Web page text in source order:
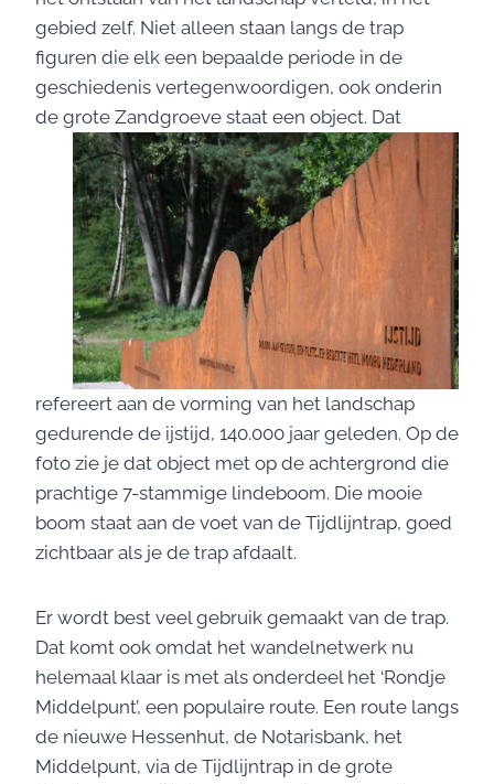
gebied zelf. Niet alleen staan langs de trap
figuren die elk een bepaalde periode in de
geschiedenis vertegenwoordigen, ook onderin
de grote Zandgroeve staat een object. Dat
refereert aan de vorming van het landschap
gedurende de ijstijd, 140.000 jaar geleden. Op de
foto zie je dat object met op de achtergrond die
prachtige 7-stammige lindeboom. Die mooie
boom staat aan de voet van de Tijdlijntrap, goed
zichtbaar als je de trap afdaalt.
Er wordt best veel gebruik gemaakt van de trap.
Dat komt ook omdat het wandelnetwerk nu
helemaal klaar is met als onderdeel het ‘Rondje
Middelpunt’, een populaire route. Een route langs
de nieuwe Hessenhut, de Notarisbank, het
Middelpunt, via de Tijdlijntrap in de grote